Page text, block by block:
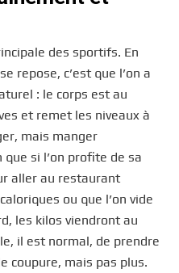
des sportifs. En
repose, c’est que l’on a
: le corps est au
et remet les niveaux à
mais manger
si l’on profite de sa
aller au restaurant
ou que l’on vide
les kilos viendront au
il est normal, de prendre
coupure, mais pas plus.